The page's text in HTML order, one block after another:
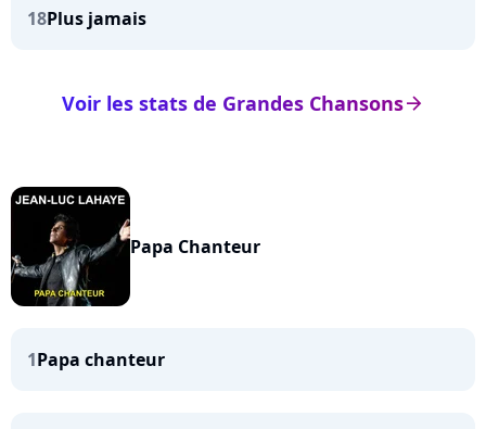
18Plus jamais
arrow_right
Voir les stats de Grandes Chansons
Papa Chanteur
1Papa chanteur